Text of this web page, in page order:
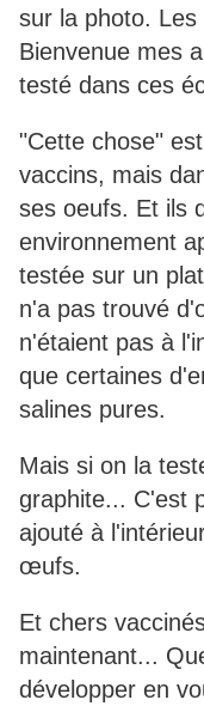
sur la photo. Les
Bienvenue mes
testé dans ces
"Cette chose"
vaccins, mais
ses oeufs. Et ils
environnement
testée sur un
n'a pas trouvé
n'étaient pas à
que certaines
salines pures.
Mais si on la
graphite... C'est
ajouté à
œufs.
Et chers
maintenant...
développer en